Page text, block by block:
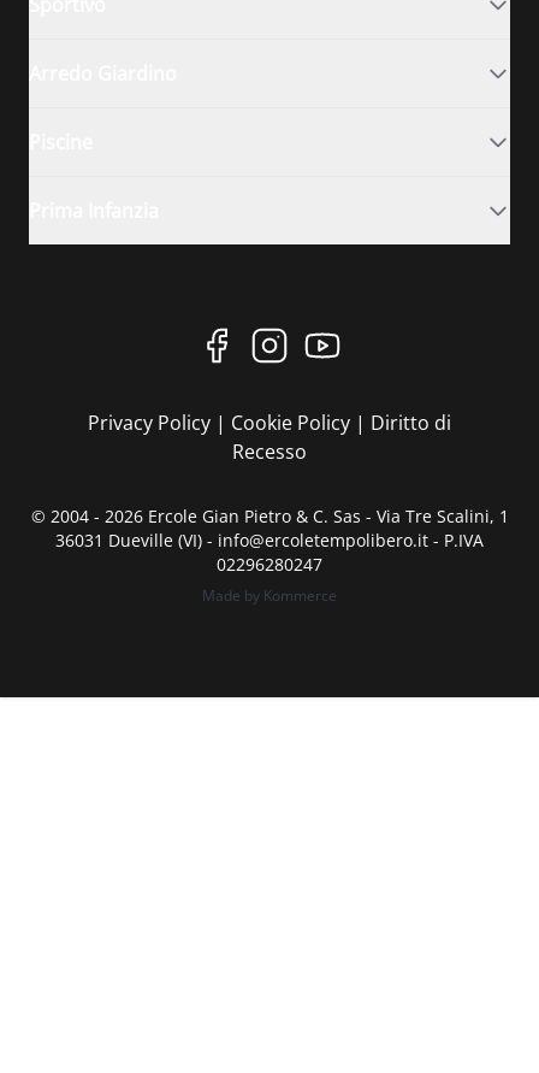
Privacy Policy | Cookie Policy | Diritto di
Recesso
© 2004 - 2026 Ercole Gian Pietro & C. Sas - Via Tre Scalini, 1
36031 Dueville (VI) - info@ercoletempolibero.it - P.IVA
02296280247
Made by Kommerce